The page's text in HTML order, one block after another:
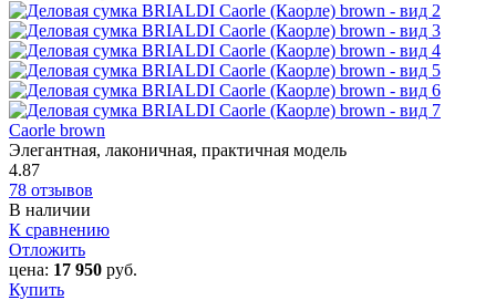
Caorle‎ brown
Элегантная, лаконичная, практичная модель
4.87
78 отзывов
В наличии
К сравнению
Отложить
цена: 17 950 руб.
Купить